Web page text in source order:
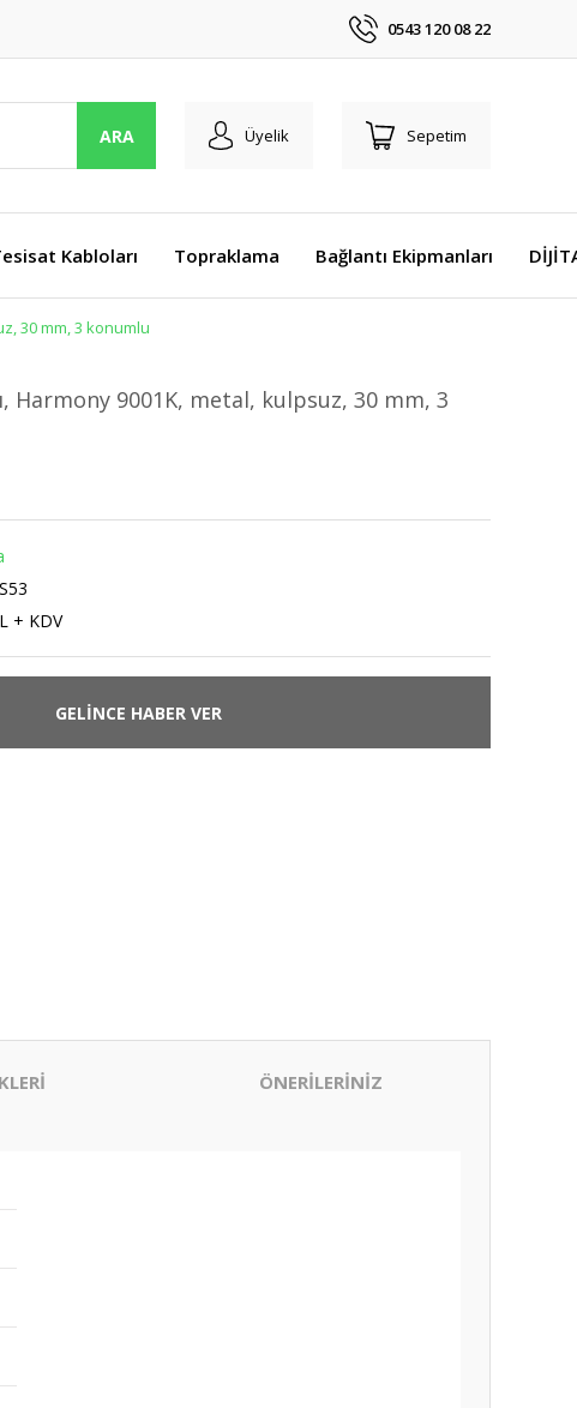
0543 120 08 22
ARA Üyelik Sepetim
Kabloları Topraklama Bağlantı Ekipmanları
30 mm, 3 konumlu
Harmony 9001K, metal, kulpsuz, 30 mm, 3
+ KDV
GELİNCE HABER VER
ÖNERİLERİNİZ